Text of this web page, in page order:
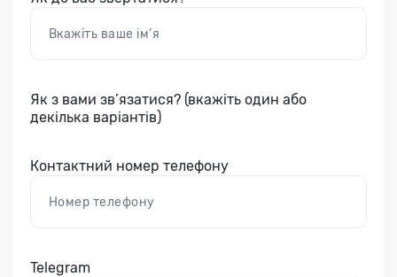
Як з вами зв’язатися? (вкажіть один або
декілька варіантів)
Контактний номер телефону
Telegram